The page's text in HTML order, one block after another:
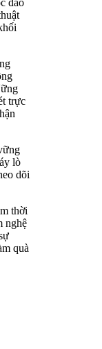
đáo
trực
lò
dõi
thời
nghệ
quà